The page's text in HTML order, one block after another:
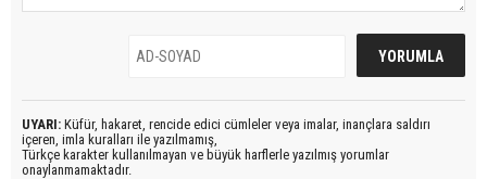
UYARI: Küfür, hakaret, rencide edici cümleler veya imalar, inançlara saldırı
içeren, imla kuralları ile yazılmamış,
Türkçe karakter kullanılmayan ve büyük harflerle yazılmış yorumlar
onaylanmamaktadır.